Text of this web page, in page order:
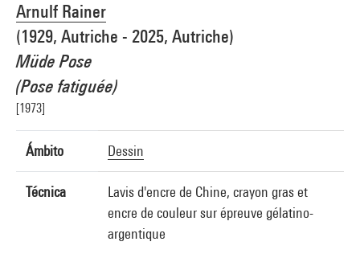
Arnulf Rainer
(1929, Autriche - 2025, Autriche)
Müde Pose
(Pose fatiguée)
[1973]
Ámbito Dessin
Técnica
Lavis d'encre de Chine, crayon gras et
encre de couleur sur épreuve gélatino-
argentique
Créditos fotográficos : Centre Pompidou, MNAM-CCI/Georges Meguerditchian/Dist.
GrandPalaisRmn
Referencia de la imagen : 4F50795 [2003 CX 0134]
Difusión de la imagen :